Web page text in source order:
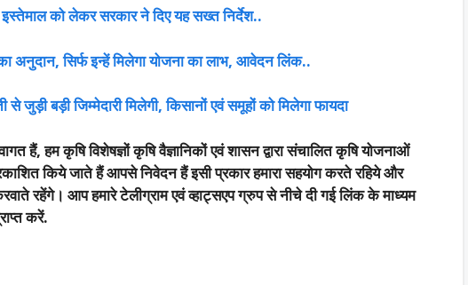
को लेकर सरकार ने दिए यह सख्त निर्देश..
अनुदान, सिर्फ इन्हें मिलेगा योजना का लाभ, आवेदन लिंक..
जुड़ी बड़ी जिम्मेदारी मिलेगी, किसानों एवं समूहों को मिलेगा फायदा
हैं, हम कृषि विशेषज्ञों कृषि वैज्ञानिकों एवं शासन द्वारा संचालित कृषि योजनाओं
किये जाते हैं आपसे निवेदन हैं इसी प्रकार हमारा सहयोग करते रहिये और
रहेंगे। आप हमारे टेलीग्राम एवं व्हाट्सएप ग्रुप से नीचे दी गई लिंक के माध्यम
करें.